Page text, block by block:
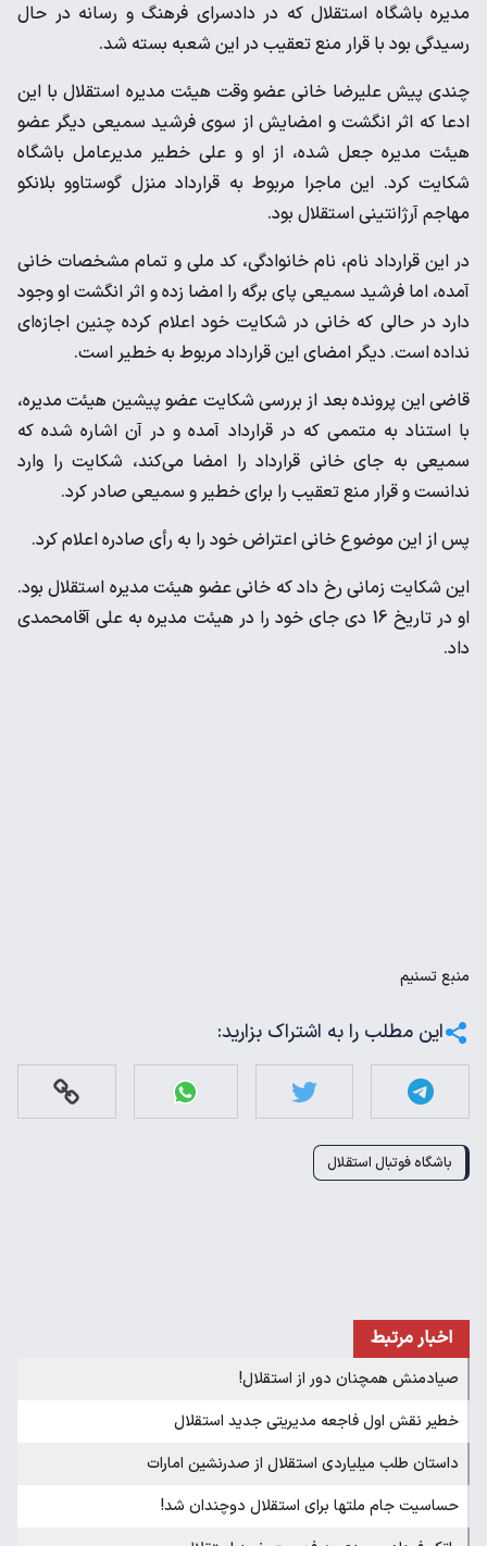
مدیره باشگاه استقلال که در دادسرای فرهنگ و رسانه در حال
رسیدگی بود با قرار منع تعقیب در این شعبه بسته شد.
چندی پیش علیرضا خانی عضو وقت هیئت مدیره استقلال با این
ادعا که اثر انگشت و امضایش از سوی فرشید سمیعی دیگر عضو
هیئت مدیره جعل شده، از او و علی خطیر مدیرعامل باشگاه
شکایت کرد. این ماجرا مربوط به قرارداد منزل گوستاوو بلانکو
مهاجم آرژانتینی استقلال بود.
در این قرارداد نام، نام خانوادگی، کد ملی و تمام مشخصات خانی
آمده، اما فرشید سمیعی پای برگه را امضا زده و اثر انگشت او وجود
دارد در حالی که خانی در شکایت خود اعلام کرده چنین اجازه‌ای
نداده است. دیگر امضای این قرارداد مربوط به خطیر است.
قاضی این پرونده بعد از بررسی شکایت عضو پیشین هیئت مدیره،
با استناد به متممی که در قرارداد آمده و در آن اشاره شده که
سمیعی به جای خانی قرارداد را امضا می‌کند، شکایت را وارد
ندانست و قرار منع تعقیب را برای خطیر و سمیعی صادر کرد.
پس از این موضوع خانی اعتراض خود را به رأی صادره اعلام کرد.
این شکایت زمانی رخ داد که خانی عضو هیئت مدیره استقلال بود.
او در تاریخ 16 دی جای خود را در هیئت مدیره به علی آقامحمدی
داد.
منبعتسنیم
این مطلب را به اشتراک بزارید:
باشگاه فوتبال استقلال
اخبار مرتبط
صیادمنش همچنان دور از استقلال!
خطیر نقش اول فاجعه مدیریتی جدید استقلال
داستان طلب میلیاردی استقلال از صدرنشین امارات
حساسیت جام ملتها برای استقلال دوچندان شد!